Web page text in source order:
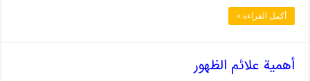
أكمل القراءة »
أهمية علائم الظهور